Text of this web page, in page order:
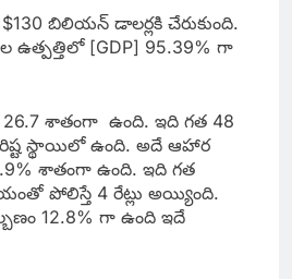
బిలియన్ డాలర్లకి చేరుకుంది.
[GDP] 95.39% గా
శాతంగా ఉంది. ఇది గత 48
స్థాయిలో ఉంది. అదే ఆహార
శాతంగా ఉంది. ఇది గత
పోలిస్తే 4 రేట్లు అయ్యింది.
12.8% గా ఉంది ఇదే